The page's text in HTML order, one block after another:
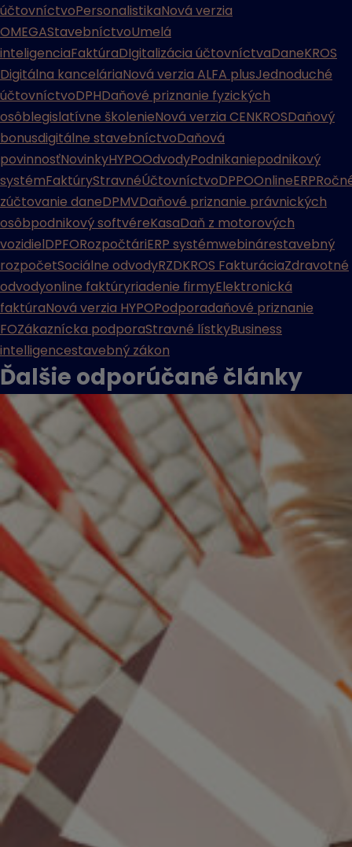
účtovníctvoPersonalistikaNová verzia
OMEGAStavebníctvoUmelá
inteligenciaFaktúraDIgitalizácia účtovníctvaDaneKROS
Digitálna kanceláriaNová verzia ALFA plusJednoduché
účtovníctvoDPHDaňové priznanie fyzických
osôblegislatívne školenieNová verzia CENKROSDaňový
bonusdigitálne stavebníctvoDaňová
povinnosťNovinkyHYPOOdvodyPodnikaniepodnikový
systémFaktúryStravnéÚčtovníctvoDPPOOnlineERP
zúčtovanie daneDPMVDaňové priznanie právnických
osôbpodnikový softvéreKasaDaň z motorových
vozidielDPFORozpočtáriERP systémwebinárestavebný
rozpočetSociálne odvodyRZDKROS FakturáciaZdravotné
odvodyonline faktúryriadenie firmyElektronická
faktúraNová verzia HYPOPodporadaňové priznanie
FOZákaznícka podporaStravné lístkyBusiness
intelligencestavebný zákon
Ďalšie odporúčané články